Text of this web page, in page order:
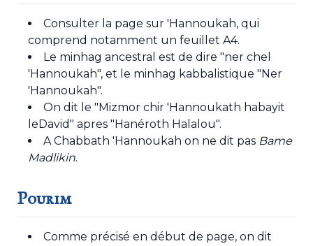
Consulter la page sur 'Hannoukah, qui
comprend notamment un feuillet A4.
Le minhag ancestral est de dire "ner chel
'Hannoukah", et le minhag kabbalistique "Ner
'Hannoukah".
On dit le "Mizmor chir 'Hannoukath habayit
leDavid" apres "Hanéroth Halalou".
A Chabbath 'Hannoukah on ne dit pas Bame
Madlikin.
Pourim
Comme précisé en début de page, on dit